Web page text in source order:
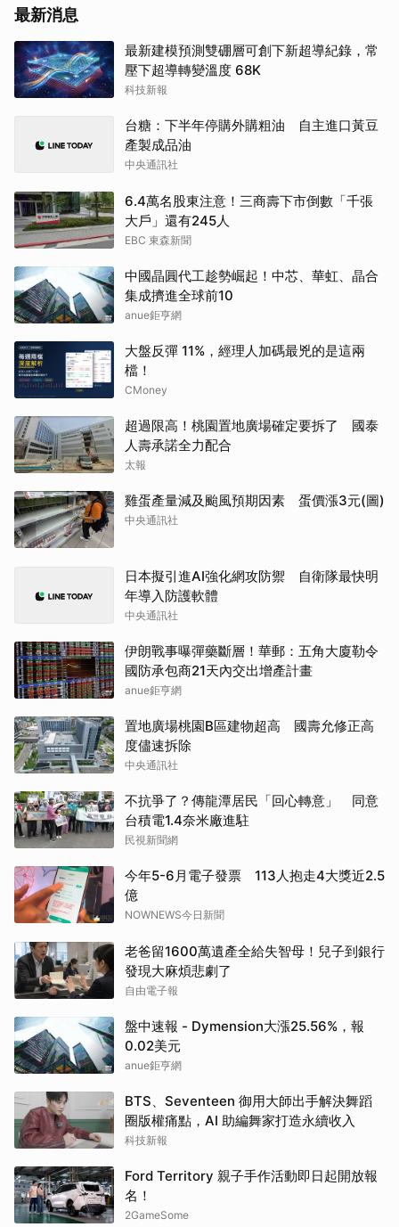
最新消息
最新建模預測雙硼層可創下新超導紀錄，常
壓下超導轉變溫度 68K
科技新報
台糖：下半年停購外購粗油 自主進口黃豆
產製成品油
中央通訊社
6.4萬名股東注意！三商壽下市倒數「千張
大戶」還有245人
EBC 東森新聞
中國晶圓代工趁勢崛起！中芯、華虹、晶合
集成擠進全球前10
anue鉅亨網
大盤反彈 11%，經理人加碼最兇的是這兩
檔！
CMoney
超過限高！桃園置地廣場確定要拆了 國泰
人壽承諾全力配合
太報
雞蛋產量減及颱風預期因素 蛋價漲3元(圖)
中央通訊社
日本擬引進AI強化網攻防禦 自衛隊最快明
年導入防護軟體
中央通訊社
伊朗戰事曝彈藥斷層！華郵：五角大廈勒令
國防承包商21天內交出增產計畫
anue鉅亨網
置地廣場桃園B區建物超高 國壽允修正高
度儘速拆除
中央通訊社
不抗爭了？傳龍潭居民「回心轉意」 同意
台積電1.4奈米廠進駐
民視新聞網
今年5-6月電子發票 113人抱走4大獎近2.5
億
NOWNEWS今日新聞
老爸留1600萬遺產全給失智母！兒子到銀行
發現大麻煩悲劇了
自由電子報
盤中速報 - Dymension大漲25.56%，報
0.02美元
anue鉅亨網
BTS、Seventeen 御用大師出手解決舞蹈
圈版權痛點，AI 助編舞家打造永續收入
科技新報
Ford Territory 親子手作活動即日起開放報
名！
2GameSome